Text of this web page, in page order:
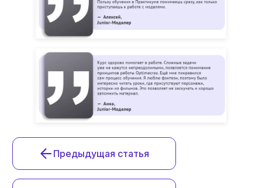
Предыдущая статья